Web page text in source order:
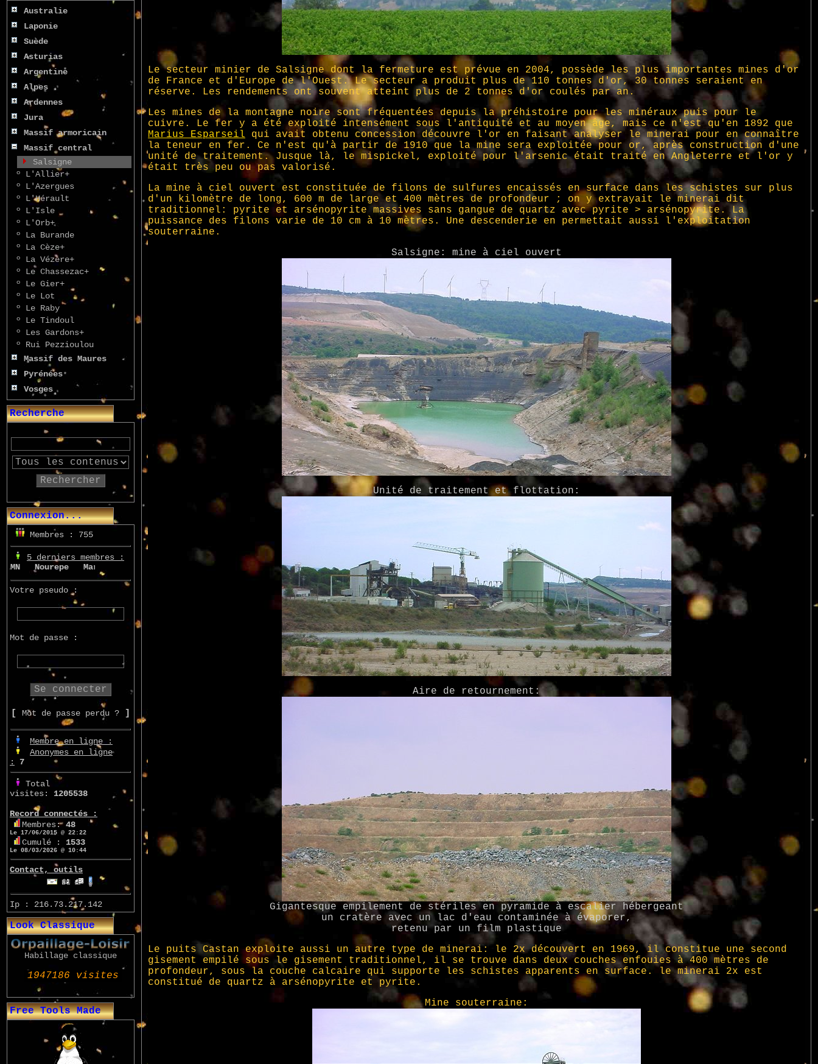
Australie
Laponie
Suède
Asturias
Argentine
Alpes
Ardennes
Jura
Massif armoricain
Massif central
Salsigne
º L'Allier+
º L'Azergues
º L'Hérault
º L'Isle
º L'Orb+
º La Burande
º La Cèze+
º La Vézère+
º Le Chassezac+
º Le Gier+
º Le Lot
º Le Raby
º Le Tindoul
º Les Gardons+
º Rui Pezzioulou
Massif des Maures
Pyrénées
Vosges
Recherche
Rechercher
Connexion...
Membres : 755
5 derniers membres :
NourepeMarcsupilami
Votre pseudo :
Mot de passe :
[ Mot de passe perdu ? ]
Membre en ligne :
Anonymes en ligne
:
7
Total
visites:
1205538
Record connectés :
Membres: 48
Le 17/06/2015 @ 22:22
Cumulé : 1533
Le 08/03/2026 @ 10:44
Contact, outils
Ip : 216.73.217.142
Look Classique
Habillage classique
Free Tools Made